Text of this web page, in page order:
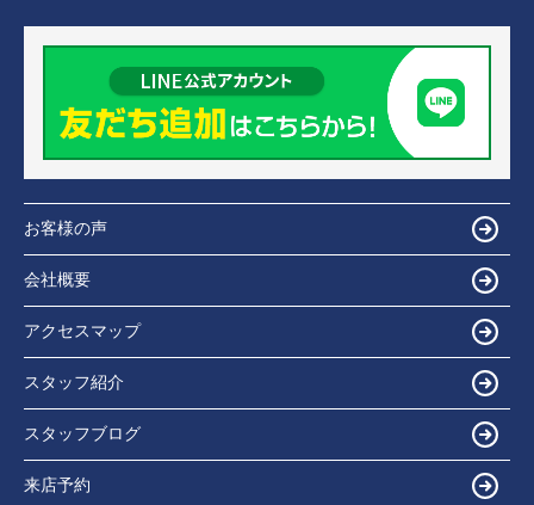
お客様の声
会社概要
アクセスマップ
スタッフ紹介
スタッフブログ
来店予約